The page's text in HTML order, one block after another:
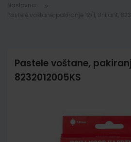
Naslovna
Pastele voštane,
8232012005KS